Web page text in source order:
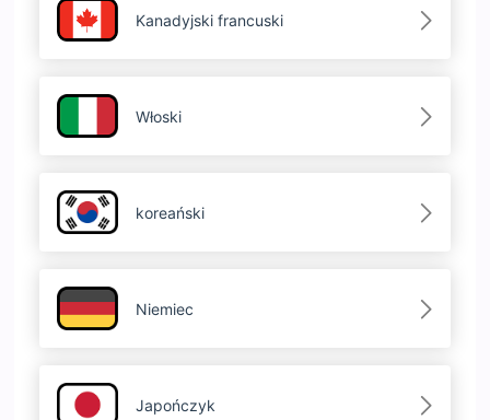
Kanadyjski francuski
Włoski
koreański
Niemiec
Japończyk